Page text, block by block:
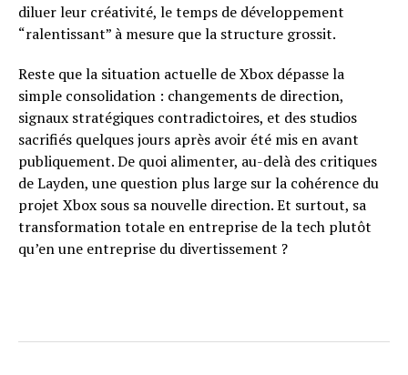
diluer leur créativité, le temps de développement
“ralentissant” à mesure que la structure grossit.
Reste que la situation actuelle de Xbox dépasse la
simple consolidation : changements de direction,
signaux stratégiques contradictoires, et des studios
sacrifiés quelques jours après avoir été mis en avant
publiquement. De quoi alimenter, au-delà des critiques
de Layden, une question plus large sur la cohérence du
projet Xbox sous sa nouvelle direction. Et surtout, sa
transformation totale en entreprise de la tech plutôt
qu’en une entreprise du divertissement ?